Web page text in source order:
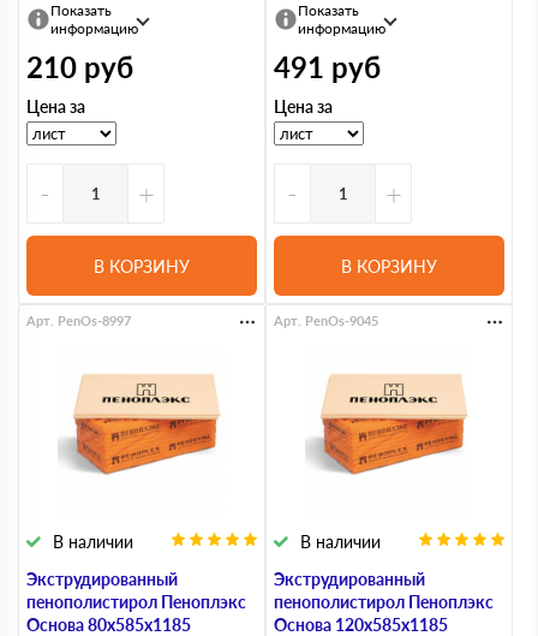
Показать
информацию
210 руб
Цена за
- +
В КОРЗИНУ
Показать
информацию
491 руб
Цена за
- +
В КОРЗИНУ
Экструдированный
пенополистирол Пеноплэкс
Основа 80х585х1185
В наличии
Арт. PenOs-8997
Экструдированный
пенополистирол Пеноплэкс
Основа 120х585х1185
В наличии
Арт. PenOs-9045